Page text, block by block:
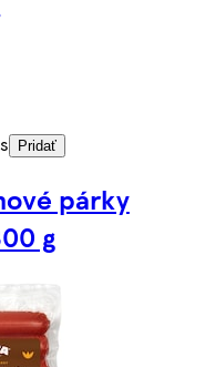
Pridať
párky
g